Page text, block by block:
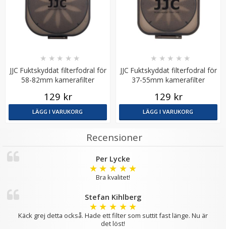
79 kr
JJC Fuktskyddat filterfodral för
58-82mm kamerafilter
★ ★ ★ ★ ★
129 kr
LÄGG I VARUKORG
JJC Fuktskyddat filterfodral för
37-55mm kamerafilter
★ ★ ★ ★ ★
129 kr
LÄGG I VARUKORG
Recensioner
Per Lycke
★ ★ ★ ★ ★
Bra kvalitet!
Stefan Kihlberg
★ ★ ★ ★ ★
Käck grej detta också. Hade ett filter som suttit fast länge. Nu är
det löst!